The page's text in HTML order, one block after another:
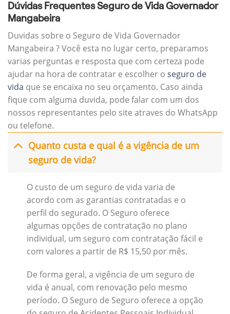
Dúvidas Frequentes Seguro de Vida Governador
Mangabeira
Duvidas sobre o Seguro de Vida Governador
Mangabeira ? Você esta no lugar certo, preparamos
varias perguntas e resposta que com certeza pode
ajudar na hora de contratar e escolher o seguro de
vida que se encaixa no seu orçamento. Caso ainda
fique com alguma duvida, pode falar com um dos
nossos representantes pelo site atraves do WhatsApp
ou telefone.
Quanto custa e qual é a vigência de um
seguro de vida?
O custo de um seguro de vida varia de
acordo com as garantias contratadas e o
perfil do segurado. O Seguro oferece
algumas opções de contratação no plano
individual, um seguro com contratação fácil e
com valores a partir de R$ 15,50 por mês.
De forma geral, a vigência de um seguro de
vida é anual, com renovação pelo mesmo
período. O Seguro de Seguro oferece a opção